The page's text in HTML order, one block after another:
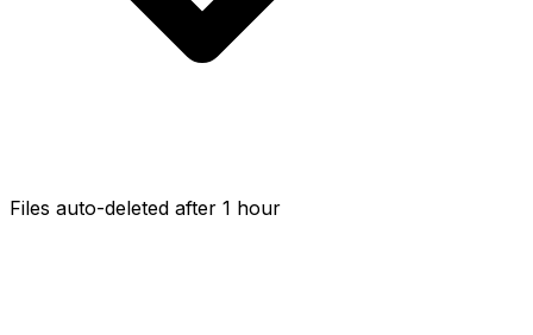
Files auto-deleted after 1 hour